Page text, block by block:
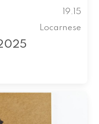
19.15
Locarnese